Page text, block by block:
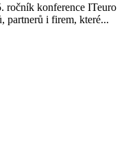
ročník konference ITeuro
partnerů i firem, které...